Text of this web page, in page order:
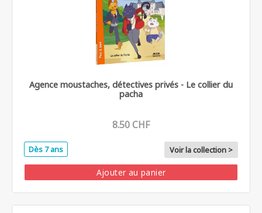
Agence moustaches, détectives privés - Le collier du
pacha
8.50 CHF
Dès 7 ans Voir la collection >
Ajouter au panier